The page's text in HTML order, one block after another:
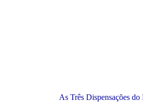
As Três Dispensações